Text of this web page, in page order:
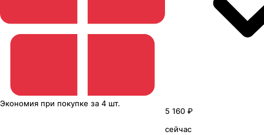
Экономия при покупке за 4 шт.
5 160 ₽
сейчас